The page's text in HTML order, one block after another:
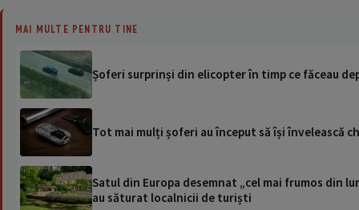
MAI MULTE PENTRU TINE
Șoferi surprinși din elicopter în timp ce făceau
Tot mai mulți șoferi au început să își învelească
Satul din Europa desemnat „cel mai frumos din
au săturat localnicii de turiști